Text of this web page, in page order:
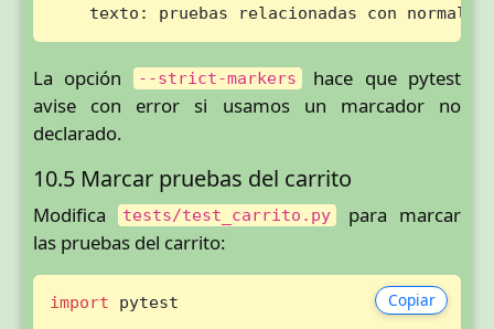
texto: pruebas relacionadas con
La opción --strict-markers hace que pytest
avise con error si usamos un marcador no
declarado.
10.5 Marcar pruebas del carrito
Modifica tests/test_carrito.py para marcar
las pruebas del carrito:
Copiar
import pytest